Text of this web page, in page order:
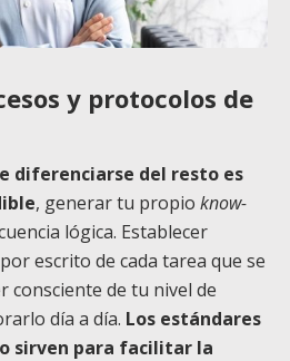
y protocolos de
diferenciarse del resto es
, generar tu propio know-
lógica. Establecer
escrito de cada tarea que se
consciente de tu nivel de
día a día. Los estándares
sirven para facilitar la